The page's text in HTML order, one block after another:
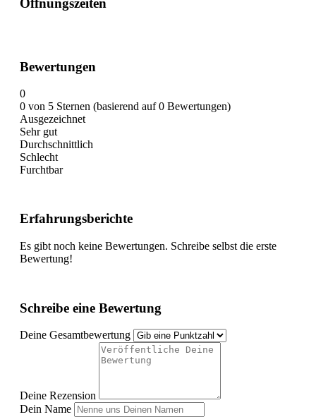
Öffnungszeiten
Bewertungen
0
0 von 5 Sternen (basierend auf 0 Bewertungen)
Ausgezeichnet
Sehr gut
Durchschnittlich
Schlecht
Furchtbar
Erfahrungsberichte
Es gibt noch keine Bewertungen. Schreibe selbst die erste
Bewertung!
Schreibe eine Bewertung
Deine Gesamtbewertung
Deine Rezension
Dein Name